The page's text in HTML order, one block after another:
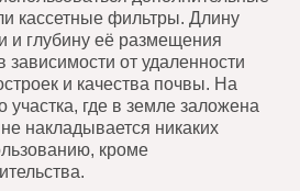
кассетные фильтры. Длину
и глубину её размещения
от удаленности
и качества почвы. На
участка, где в земле заложена
накладывается никаких
кроме